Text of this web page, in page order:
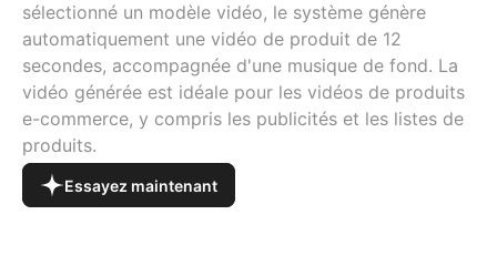
sélectionné un modèle vidéo, le système génère
automatiquement une vidéo de produit de 12
secondes, accompagnée d'une musique de fond. La
vidéo générée est idéale pour les vidéos de produits
e-commerce, y compris les publicités et les listes de
produits.
Essayez maintenant